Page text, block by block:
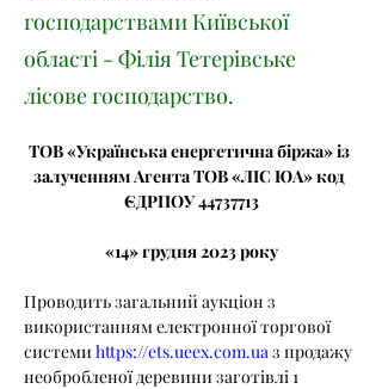
господарствами Київської
області - Філія Тетерівське
лісове господарство.
ТОВ «Українська енергетична біржа» із
залученням Агента ТОВ «ЛІС ЮА» код
ЄДРПОУ 44737713
«14» грудня 2023 року
Проводить загальний аукціон з
використанням електронної торгової
системи https://ets.ueex.com.ua з продажу
необробленої деревини заготівлі 1